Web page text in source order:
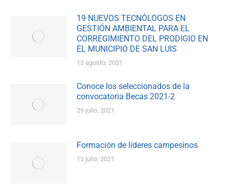
19 NUEVOS TECNÓLOGOS EN
GESTIÓN AMBIENTAL PARA EL
CORREGIMIENTO DEL PRODIGIO EN
EL MUNICIPIO DE SAN LUIS
13 agosto, 2021
Conoce los seleccionados de la
convocatoria Becas 2021-2
29 julio, 2021
Formación de líderes campesinos
13 julio, 2021